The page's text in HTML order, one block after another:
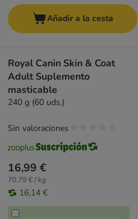
Añadir a la cesta
Royal Canin Skin & Coat
Adult Suplemento
masticable
240 g (60 uds.)
16,99 €
70,79 € / kg
16,14 €
Sin valoraciones